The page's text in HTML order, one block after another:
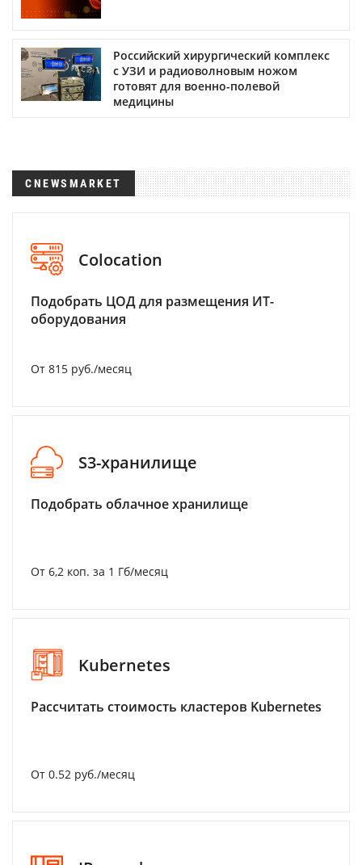
Российский хирургический комплекс
с УЗИ и радиоволновым ножом
готовят для военно-полевой
медицины
CNEWSMARKET
Colocation
Подобрать ЦОД для размещения ИТ-
оборудования
От 815 руб./месяц
S3-хранилище
Подобрать облачное хранилище
От 6,2 коп. за 1 Гб/месяц
Kubernetes
Рассчитать стоимость кластеров Kubernetes
От 0.52 руб./месяц